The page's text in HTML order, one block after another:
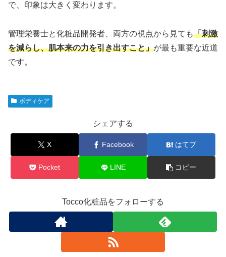
で、印象は大きく変わります。
管理栄養士と化粧品開発者、両方の視点から見ても「刺激
を減らし、肌本来の力を引き出すこと」が最も重要な近道
です。
ボディケア
シェアする
X Facebook はてブ
Pocket LINE コピー
Tocco化粧品をフォローする